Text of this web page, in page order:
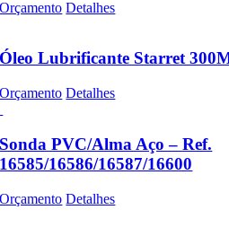
Orçamento Detalhes
Óleo Lubrificante Starret
Orçamento Detalhes
Sonda PVC/Alma Aço – Ref.
16585/16586/16587/16600
Orçamento Detalhes